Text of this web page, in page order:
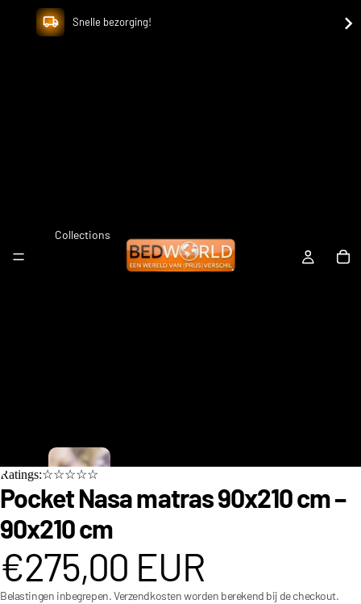
Snelle bezorging!
Collections
n
d
e
r
Ratings:☆☆☆☆☆
Pocket Nasa matras 90x210 cm –
90x210 cm
€275,00 EUR
Belastingen inbegrepen. Verzendkosten worden berekend bij de checkout.